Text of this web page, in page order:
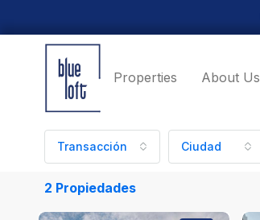
Properties About Us
Transacción Ciudad
2 Propiedades